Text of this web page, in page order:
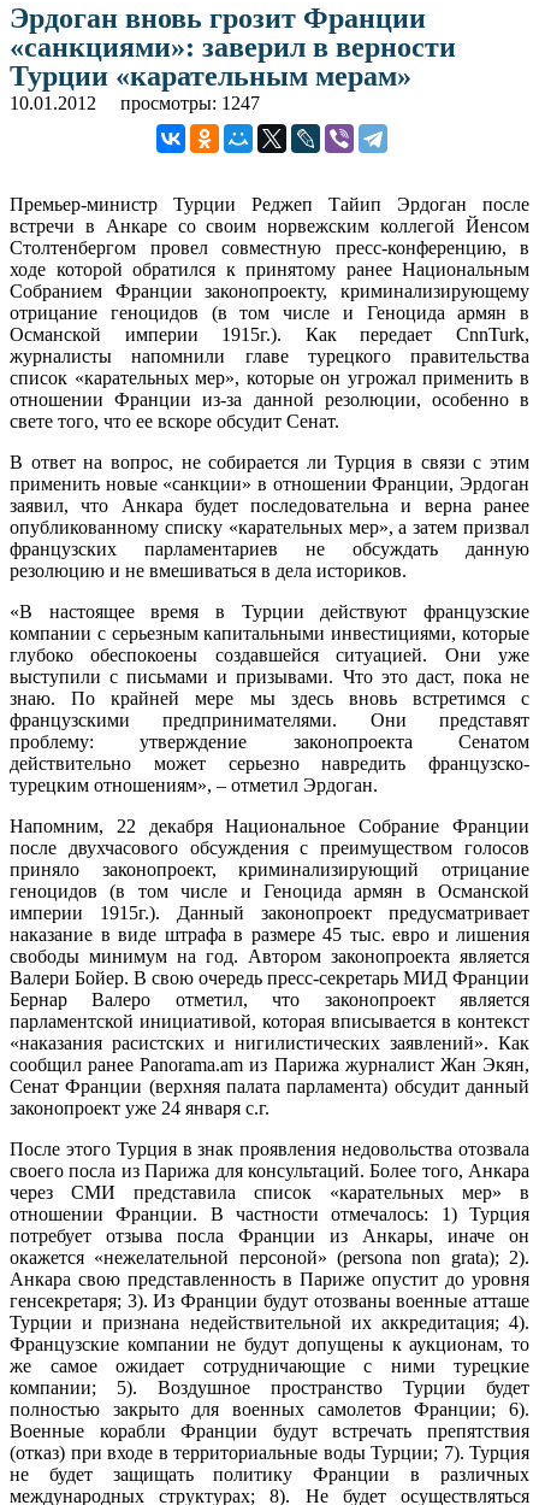
Эрдоган вновь грозит Франции
«санкциями»: заверил в верности
Турции «карательным мерам»
10.01.2012 просмотры: 1247
Премьер-министр Турции Реджеп Тайип Эрдоган после
встречи в Анкаре со своим норвежским коллегой Йенсом
Столтенбергом провел совместную пресс-конференцию, в
ходе которой обратился к принятому ранее Национальным
Собранием Франции законопроекту, криминализирующему
отрицание геноцидов (в том числе и Геноцида армян в
Османской империи 1915г.). Как передает CnnTurk,
журналисты напомнили главе турецкого правительства
список «карательных мер», которые он угрожал применить в
отношении Франции из-за данной резолюции, особенно в
свете того, что ее вскоре обсудит Сенат.
В ответ на вопрос, не собирается ли Турция в связи с этим
применить новые «санкции» в отношении Франции, Эрдоган
заявил, что Анкара будет последовательна и верна ранее
опубликованному списку «карательных мер», а затем призвал
французских парламентариев не обсуждать данную
резолюцию и не вмешиваться в дела историков.
«В настоящее время в Турции действуют французские
компании с серьезным капитальными инвестициями, которые
глубоко обеспокоены создавшейся ситуацией. Они уже
выступили с письмами и призывами. Что это даст, пока не
знаю. По крайней мере мы здесь вновь встретимся с
французскими предпринимателями. Они представят
проблему: утверждение законопроекта Сенатом
действительно может серьезно навредить французско-
турецким отношениям», – отметил Эрдоган.
Напомним, 22 декабря Национальное Собрание Франции
после двухчасового обсуждения с преимуществом голосов
приняло законопроект, криминализирующий отрицание
геноцидов (в том числе и Геноцида армян в Османской
империи 1915г.). Данный законопроект предусматривает
наказание в виде штрафа в размере 45 тыс. евро и лишения
свободы минимум на год. Автором законопроекта является
Валери Бойер. В свою очередь пресс-секретарь МИД Франции
Бернар Валеро отметил, что законопроект является
парламентской инициативой, которая вписывается в контекст
«наказания расистских и нигилистических заявлений». Как
сообщил ранее Panorama.am из Парижа журналист Жан Экян,
Сенат Франции (верхняя палата парламента) обсудит данный
законопроект уже 24 января с.г.
После этого Турция в знак проявления недовольства отозвала
своего посла из Парижа для консультаций. Более того, Анкара
через СМИ представила список «карательных мер» в
отношении Франции. В частности отмечалось: 1) Турция
потребует отзыва посла Франции из Анкары, иначе он
окажется «нежелательной персоной» (persona non grata); 2).
Анкара свою представленность в Париже опустит до уровня
генсекретаря; 3). Из Франции будут отозваны военные атташе
Турции и признана недействительной их аккредитация; 4).
Французские компании не будут допущены к аукционам, то
же самое ожидает сотрудничающие с ними турецкие
компании; 5). Воздушное пространство Турции будет
полностью закрыто для военных самолетов Франции; 6).
Военные корабли Франции будут встречать препятствия
(отказ) при входе в территориальные воды Турции; 7). Турция
не будет защищать политику Франции в различных
международных структурах; 8). Не будет осуществляться